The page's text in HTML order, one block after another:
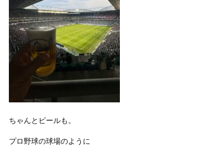
ちゃんとビールも。
プロ野球の球場のように